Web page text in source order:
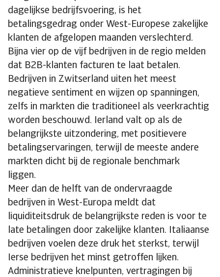
dagelijkse bedrijfsvoering, is het
betalingsgedrag onder West-Europese zakelijke
klanten de afgelopen maanden verslechterd.
Bijna vier op de vijf bedrijven in de regio melden
dat B2B-klanten facturen te laat betalen.
Bedrijven in Zwitserland uiten het meest
negatieve sentiment en wijzen op spanningen,
zelfs in markten die traditioneel als veerkrachtig
worden beschouwd. Ierland valt op als de
belangrijkste uitzondering, met positievere
betalingservaringen, terwijl de meeste andere
markten dicht bij de regionale benchmark
liggen.
Meer dan de helft van de ondervraagde
bedrijven in West-Europa meldt dat
liquiditeitsdruk de belangrijkste reden is voor te
late betalingen door zakelijke klanten. Italiaanse
bedrijven voelen deze druk het sterkst, terwijl
Ierse bedrijven het minst getroffen lijken.
Administratieve knelpunten, vertragingen bij